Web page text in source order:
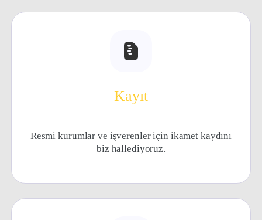
Kayıt
Resmi kurumlar ve işverenler için ikamet kaydını
biz hallediyoruz.